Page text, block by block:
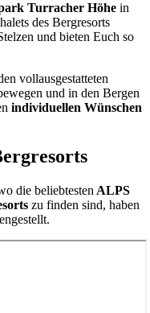
Turracher Höhe in
des Bergresorts
und bieten Euch so
vollausgestatteten
und in den Bergen
individuellen Wünschen
die beliebtesten ALPS
zu finden sind, haben